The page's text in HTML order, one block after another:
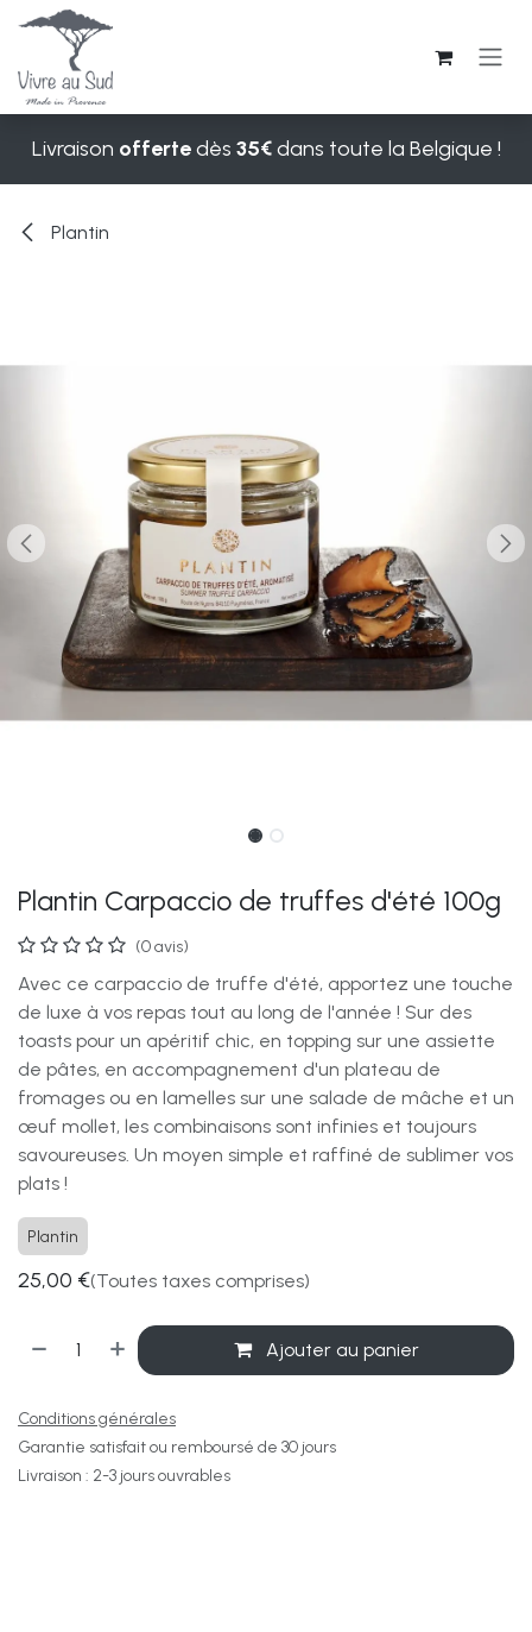
Se rendre au contenu
Livraison offertedès 35€dans toute la Belgique !
Plantin
Plantin Carpaccio de truffes d'été 100g
(0 avis)
Avec ce carpaccio de truffe d'été, apportez une touche
de luxe à vos repas tout au long de l'année ! Sur des
toasts pour un apéritif chic, en topping sur une assiette
de pâtes, en accompagnement d'un plateau de
fromages ou en lamelles sur une salade de mâche et un
œuf mollet, les combinaisons sont infinies et toujours
savoureuses. Un moyen simple et raffiné de sublimer vos
plats !
Plantin
25,00 €(Toutes taxes comprises)
Ajouter au panier
Conditions générales
Garantie satisfait ou remboursé de 30 jours
Livraison : 2-3 jours ouvrables